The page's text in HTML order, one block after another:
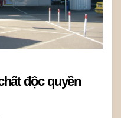
độc quyền